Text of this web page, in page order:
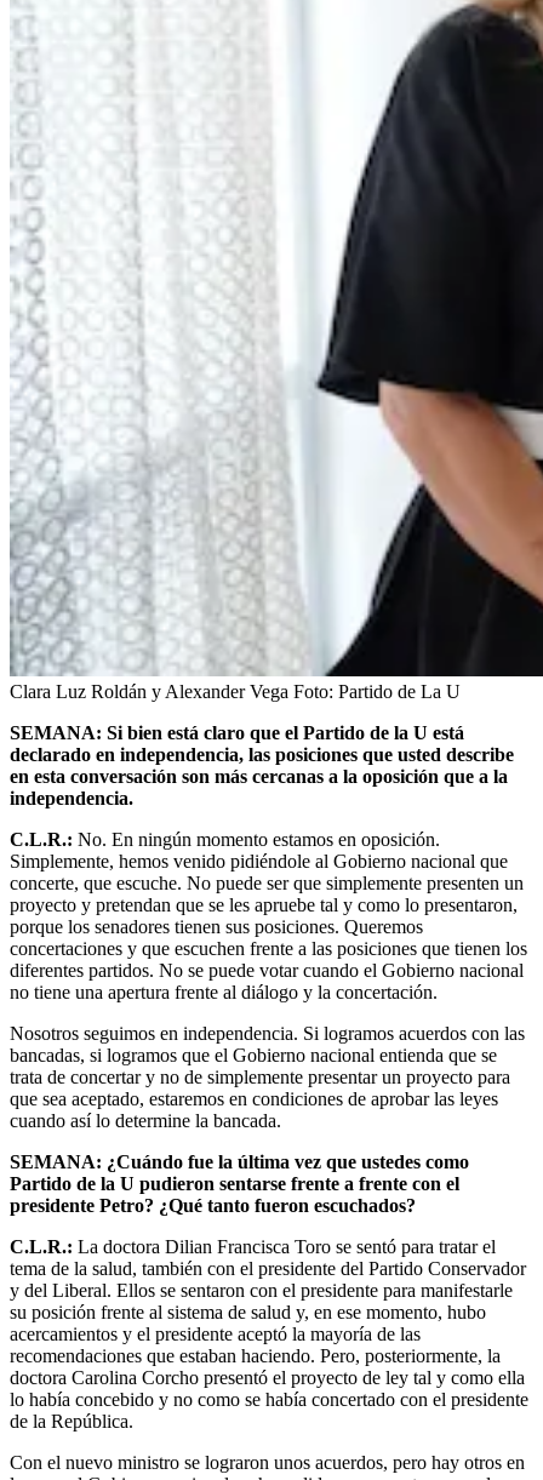
Clara Luz Roldán y Alexander Vega Foto: Partido de La U
SEMANA: Si bien está claro que el Partido de la U está
declarado en independencia, las posiciones que usted describe
en esta conversación son más cercanas a la oposición que a la
independencia.
C.L.R.: No. En ningún momento estamos en oposición.
Simplemente, hemos venido pidiéndole al Gobierno nacional que
concerte, que escuche. No puede ser que simplemente presenten un
proyecto y pretendan que se les apruebe tal y como lo presentaron,
porque los senadores tienen sus posiciones. Queremos
concertaciones y que escuchen frente a las posiciones que tienen los
diferentes partidos. No se puede votar cuando el Gobierno nacional
no tiene una apertura frente al diálogo y la concertación.
Nosotros seguimos en independencia. Si logramos acuerdos con las
bancadas, si logramos que el Gobierno nacional entienda que se
trata de concertar y no de simplemente presentar un proyecto para
que sea aceptado, estaremos en condiciones de aprobar las leyes
cuando así lo determine la bancada.
SEMANA: ¿Cuándo fue la última vez que ustedes como
Partido de la U pudieron sentarse frente a frente con el
presidente Petro? ¿Qué tanto fueron escuchados?
C.L.R.: La doctora Dilian Francisca Toro se sentó para tratar el
tema de la salud, también con el presidente del Partido Conservador
y del Liberal. Ellos se sentaron con el presidente para manifestarle
su posición frente al sistema de salud y, en ese momento, hubo
acercamientos y el presidente aceptó la mayoría de las
recomendaciones que estaban haciendo. Pero, posteriormente, la
doctora Carolina Corcho presentó el proyecto de ley tal y como ella
lo había concebido y no como se había concertado con el presidente
de la República.
Con el nuevo ministro se lograron unos acuerdos, pero hay otros en